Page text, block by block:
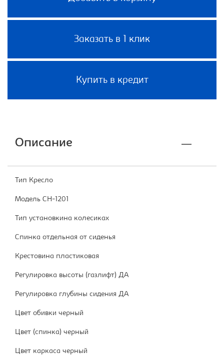
Заказать в 1 клик
Купить в кредит
Описание
Тип Кресло
Модель CH-1201
Тип установкина колесиках
Спинка отдельная от сиденья
Крестовина пластиковая
Регулировка высоты (газлифт) ДА
Регулировка глубины сидения ДА
Цвет обивки черный
Цвет (спинка) черный
Цвет каркаса черный